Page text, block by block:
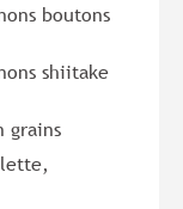
boutons
shiitake
grains